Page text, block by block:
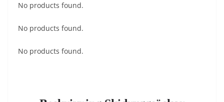
No products found.
No products found.
No products found.